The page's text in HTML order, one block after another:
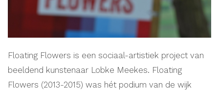
Floating Flowers is een sociaal-artistiek project van
beeldend kunstenaar Lobke Meekes. Floating
Flowers (2013-2015) was hét podium van de wijk